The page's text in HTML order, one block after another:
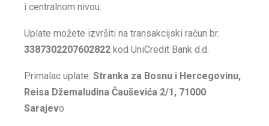
i centralnom nivou.
Uplate možete izvršiti na transakcijski račun br.
3387302207602822 kod UniCredit Bank d.d.
Primalac uplate: Stranka za Bosnu i Hercegovinu,
Reisa Džemaludina Čauševića 2/1, 71000
Sarajevo